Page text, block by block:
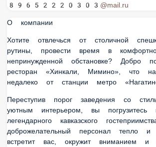
89652220303@mail.ru
О компании
Хотите отвлечься от столичной спешки,
провести время в комфортной,
обстановке? Добро пожаловать в ресторан
Мимино», что находится недалеко от
«Нагатинская».
Переступив порог заведения со стильным
интерьером, вы погрузитесь в атмосферу
кавказского гостеприимства.
доброжелательный персонал тепло и
вас, окружит вниманием и заботой. Это